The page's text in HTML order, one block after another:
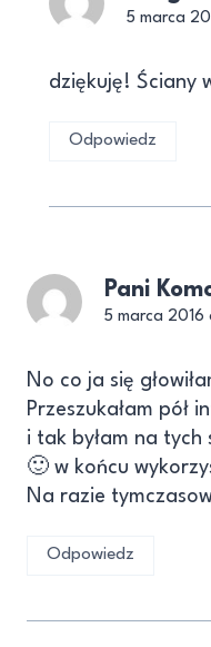
5 marca
dziękuję! Ściany
Odpowiedz
Pani
5 marca 2016
No co ja się
Przeszukałam pół
i tak byłam na
🙂 w końcu
Na razie
Odpowiedz